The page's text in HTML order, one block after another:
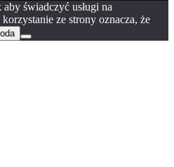
świadczyć usługi na
ze strony oznacza, że